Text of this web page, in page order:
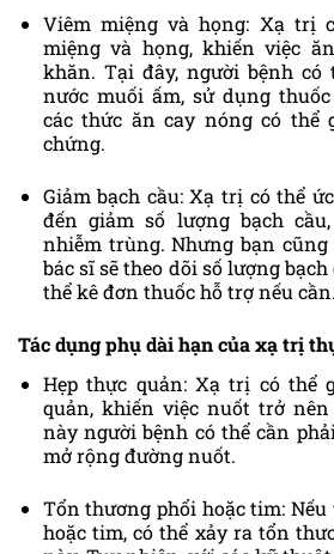
Viêm miệng và họng: Xạ trị
miệng và họng, khiến việc
khăn. Tại đây, người bệnh có
nước muối ấm, sử dụng
các thức ăn cay nóng có thể
chứng.
Giảm bạch cầu: Xạ trị có thể
đến giảm số lượng bạch
nhiễm trùng. Nhưng bạn
bác sĩ sẽ theo dõi số lượng
thể kê đơn thuốc hỗ trợ nếu cần.
Tác dụng phụ dài hạn của xạ trị
Hẹp thực quản: Xạ trị có thể
quản, khiến việc nuốt trở
này người bệnh có thể cần
mở rộng đường nuốt.
Tổn thương phổi hoặc tim:
hoặc tim, có thể xảy ra tổn